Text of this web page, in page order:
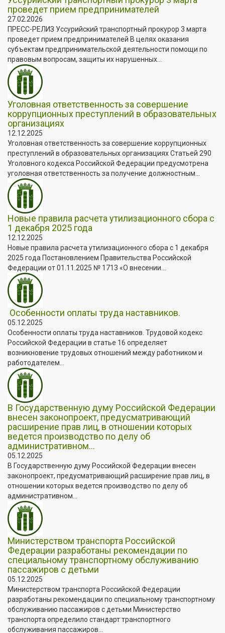
проведет прием предпринимателей
27.02.2026
ПРЕСС-РЕЛИЗ Уссурийский транспортный прокурор 3 марта
проведет прием предпринимателей В целях оказания
субъектам предпринимательской деятельности помощи по
правовым вопросам, защиты их нарушенных...
Уголовная ответственность за совершение
коррупционных преступлений в образовательных
организациях
12.12.2025
Уголовная ответственность за совершение коррупционных
преступлений в образовательных организациях Статьей 290
Уголовного кодекса Российской Федерации предусмотрена
уголовная ответственность за получение должностным...
Новые правила расчета утилизационного сбора с
1 декабря 2025 года
12.12.2025
Новые правила расчета утилизационного сбора с 1 декабря
2025 года Постановлением Правительства Российской
Федерации от 01.11.2025 № 1713 «О внесении...
Особенности оплаты труда наставников.
05.12.2025
Особенности оплаты труда наставников. Трудовой кодекс
Российской Федерации в статье 16 определяет
возникновение трудовых отношений между работником и
работодателем...
В Государственную думу Российской Федерации
внесен законопроект, предусматривающий
расширение прав лиц, в отношении которых
ведется производство по делу об
административном...
05.12.2025
В Государственную думу Российской Федерации внесен
законопроект, предусматривающий расширение прав лиц, в
отношении которых ведется производство по делу об
административном...
Министерством транспорта Российской
Федерации разработаны рекомендации по
специальному транспортному обслуживанию
пассажиров с детьми
05.12.2025
Министерством транспорта Российской Федерации
разработаны рекомендации по специальному транспортному
обслуживанию пассажиров с детьми Министерство
транспорта определило стандарт транспортного
обслуживания пассажиров...